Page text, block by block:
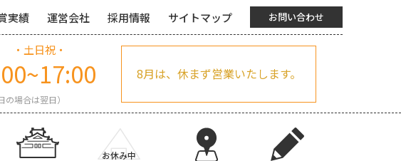
実績 運営会社 採用情報 サイトマップ お問い合わせ
・土日祝・
場合は翌日）
8月は、休まず営業いたします。